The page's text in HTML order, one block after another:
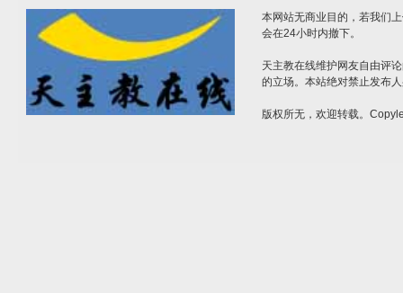
本网站无商业目的，若我们
会在24小时内撤下。
天主教在线维护网友自由评
的立场。本站绝对禁止发布
版权所无，欢迎转载。